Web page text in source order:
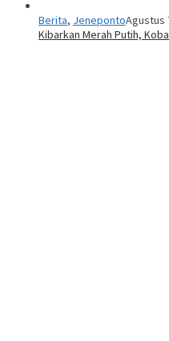
Berita, JenepontoAgustus
Kibarkan Merah Putih,